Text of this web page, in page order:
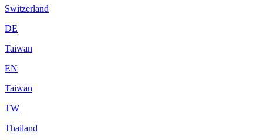
Switzerland
DE
Taiwan
EN
Taiwan
TW
Thailand